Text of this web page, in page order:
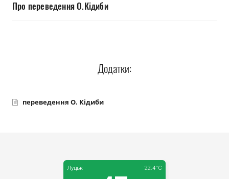
Про переведення О.Кідиби
Додатки:
переведення О. Кідиби